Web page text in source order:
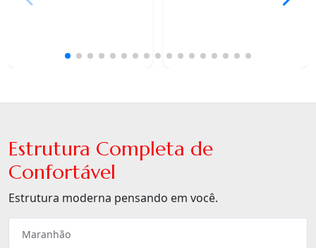
Estrutura Completa de
Confortável
Estrutura moderna pensando em você.
Maranhão